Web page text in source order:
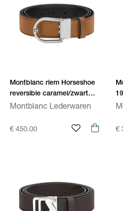
Montblanc riem Horseshoe
reversible caramel/zwart
198630
Montblanc Lederwaren
€ 450.00 €